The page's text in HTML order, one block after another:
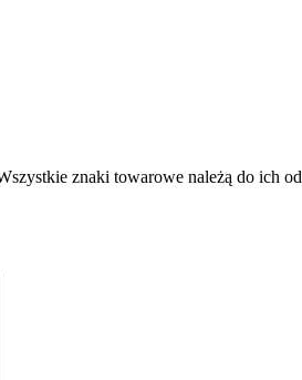
znaki towarowe należą do ich